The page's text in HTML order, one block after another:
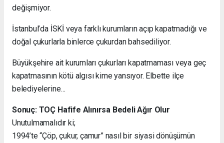
değişmiyor.
İstanbul’da İSKİ veya farklı kurumların açıp kapatmadığı ve
doğal çukurlarla binlerce çukurdan bahsediliyor.
Büyükşehire ait kurumları çukurları kapatmaması veya geç
kapatmasının kötü algısı kime yansıyor. Elbette ilçe
belediyelerine…
Sonuç: TOÇ Hafife Alınırsa Bedeli Ağır Olur
Unutulmamalıdır ki;
1994’te “Çöp, çukur, çamur” nasıl bir siyasi dönüşümün